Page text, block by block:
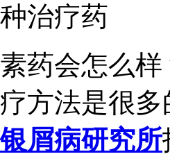
治疗药
药会怎么
方法是很
屑病研究所